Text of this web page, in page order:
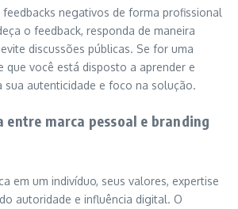
negativos de forma profissional
o feedback, responda de maneira
discussões públicas. Se for uma
que você está disposto a aprender e
sua autenticidade e foco na solução.
entre marca pessoal e branding
em um indivíduo, seus valores, expertise
autoridade e influência digital. O